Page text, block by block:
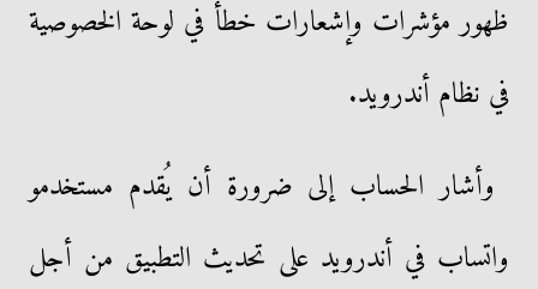
ظهور مؤشرات وإشعارات خطأ في لوحة الخصوصية
في نظام أندرويد.
وأشار الحساب إلى ضرورة أن يُقدم مستخدمو
واتساب في أندرويد على تحديث التطبيق من أجل